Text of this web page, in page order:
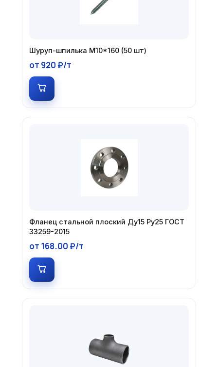
Шуруп-шпилька М10*160 (50 шт)
от 920 ₽/т
Фланец стальной плоский Ду15 Ру25 ГОСТ
33259-2015
от 168.00 ₽/т